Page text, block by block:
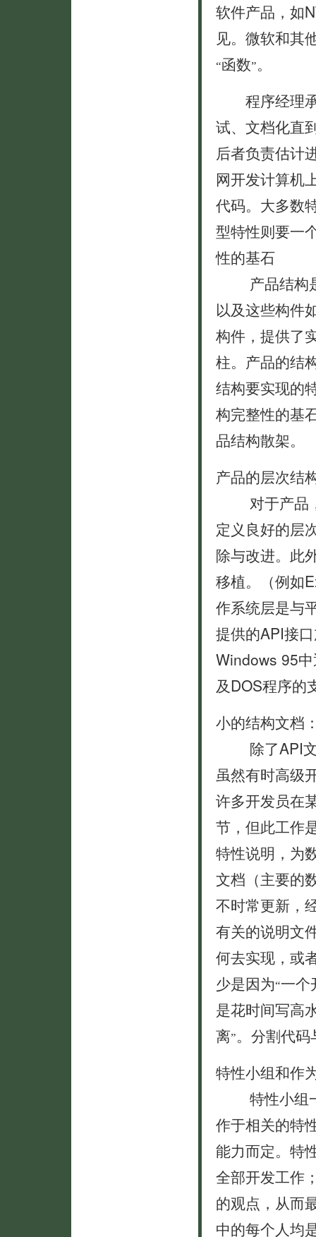
软件产品，如
见。微软和其
“函数”。
程序经理承
试、文档化直
后者负责估计
网开发计算机
代码。大多数
型特性则要一
性的基石
产品结构是
以及这些构件
构件，提供了
柱。产品的结
结构要实现的
构完整性的基
品结构散架。
产品的层次结
对于产品，
定义良好的层
除与改进。此
移植。（例如
作系统层是与
提供的API接
Windows 95
及DOS程序的
小的结构文档
除了API文
虽然有时高级
许多开发员在
节，但此工作
特性说明，为
文档（主要的
不时常更新，
有关的说明文
何去实现，或
少是因为“一个
是花时间写高
离”。分割代码
特性小组和作
特性小组一
作于相关的特
能力而定。特
全部开发工作
的观点，从而
中的每个人均